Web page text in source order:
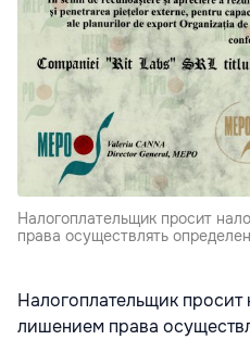
Налогоплательщик просит
права осуществлять
Налогоплательщик
лишением права